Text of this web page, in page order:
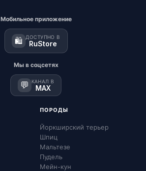
Мобильное приложение
🛍️ ДОСТУПНО В
RuStore
Мы в соцсетях
💬 КАНАЛ В
MAX
ПОРОДЫ
Йоркширский терьер
Шпиц
Мальтезе
Пудель
Мейн-кун